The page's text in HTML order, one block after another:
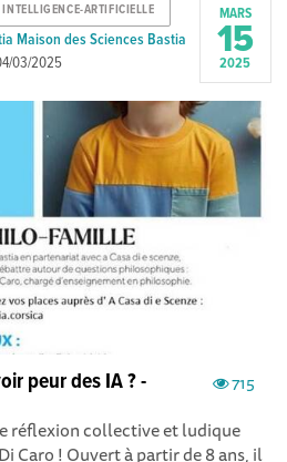
INTELLIGENCE-ARTIFICIELLE
Maison des Sciences Bastia
03/2025
MARS
15
2025
715
peur des IA ? -
réflexion collective et ludique
Caro ! Ouvert à partir de 8 ans, il